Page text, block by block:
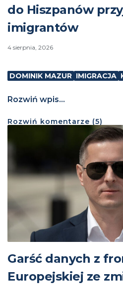
do Hiszpanów
imigrantów
4 sierpnia, 2026
DOMINIK MAZUR IMIGRACJA
Rozwiń wpis...
Rozwiń komentarze (5)
Garść danych z
Europejskiej ze